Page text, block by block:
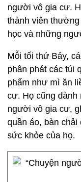
người vô gia cư.
thành viên
học và những
Mỗi tối thứ Bảy,
phân phát các túi
phẩm như mì ăn
cư. Họ cũng dành
người vô gia cư,
quần áo, bàn chải
sức khỏe của họ.